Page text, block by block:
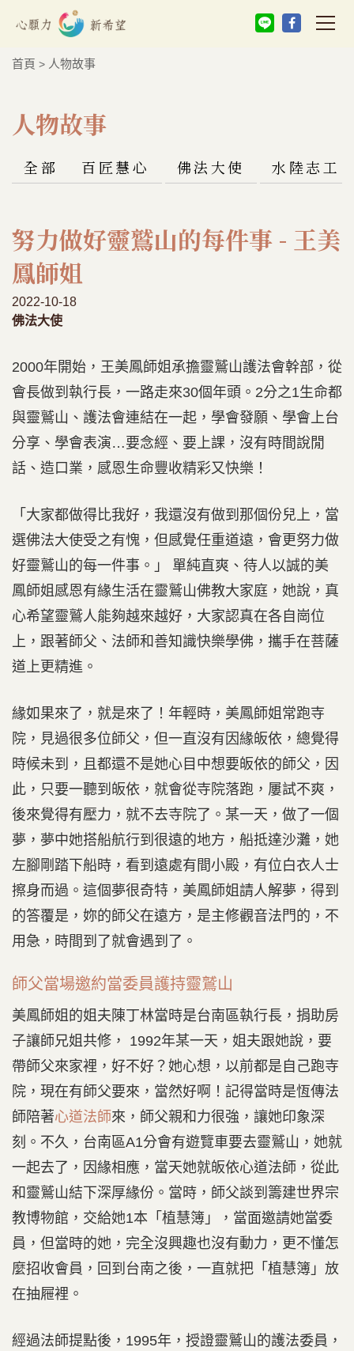
首頁 > 人物故事
人物故事
全部 百匠慧心 佛法大使 水陸志工
努力做好靈鷲山的每件事 - 王美
鳳師姐
2022-10-18
佛法大使
2000年開始，王美鳳師姐承擔靈鷲山護法會幹部，從
會長做到執行長，一路走來30個年頭。2分之1生命都
與靈鷲山、護法會連結在一起，學會發願、學會上台
分享、學會表演…要念經、要上課，沒有時間說閒
話、造口業，感恩生命豐收精彩又快樂！
「大家都做得比我好，我還沒有做到那個份兒上，當
選佛法大使受之有愧，但感覺任重道遠，會更努力做
好靈鷲山的每一件事。」 單純直爽、待人以誠的美
鳳師姐感恩有緣生活在靈鷲山佛教大家庭，她說，真
心希望靈鷲人能夠越來越好，大家認真在各自崗位
上，跟著師父、法師和善知識快樂學佛，攜手在菩薩
道上更精進。
緣如果來了，就是來了！年輕時，美鳳師姐常跑寺
院，見過很多位師父，但一直沒有因緣皈依，總覺得
時候未到，且都還不是她心目中想要皈依的師父，因
此，只要一聽到皈依，就會從寺院落跑，屢試不爽，
後來覺得有壓力，就不去寺院了。某一天，做了一個
夢，夢中她搭船航行到很遠的地方，船抵達沙灘，她
左腳剛踏下船時，看到遠處有間小殿，有位白衣人士
擦身而過。這個夢很奇特，美鳳師姐請人解夢，得到
的答覆是，妳的師父在遠方，是主修觀音法門的，不
用急，時間到了就會遇到了。
師父當場邀約當委員護持靈鷲山
美鳳師姐的姐夫陳丁林當時是台南區執行長，捐助房
子讓師兄姐共修， 1992年某一天，姐夫跟她說，要
帶師父來家裡，好不好？她心想，以前都是自己跑寺
院，現在有師父要來，當然好啊！記得當時是恆傳法
師陪著心道法師來，師父親和力很強，讓她印象深
刻。不久，台南區A1分會有遊覽車要去靈鷲山，她就
一起去了，因緣相應，當天她就皈依心道法師，從此
和靈鷲山結下深厚緣份。當時，師父談到籌建世界宗
教博物館，交給她1本「植慧簿」，當面邀請她當委
員，但當時的她，完全沒興趣也沒有動力，更不懂怎
麼招收會員，回到台南之後，一直就把「植慧簿」放
在抽屜裡。
經過法師提點後，1995年，授證靈鷲山的護法委員，